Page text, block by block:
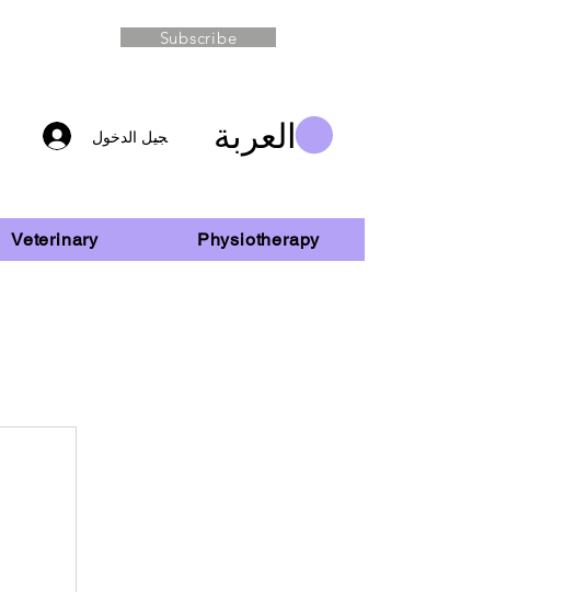
Subscribe
تسجيل الدخول العربة
Veterinary Physiotherapy